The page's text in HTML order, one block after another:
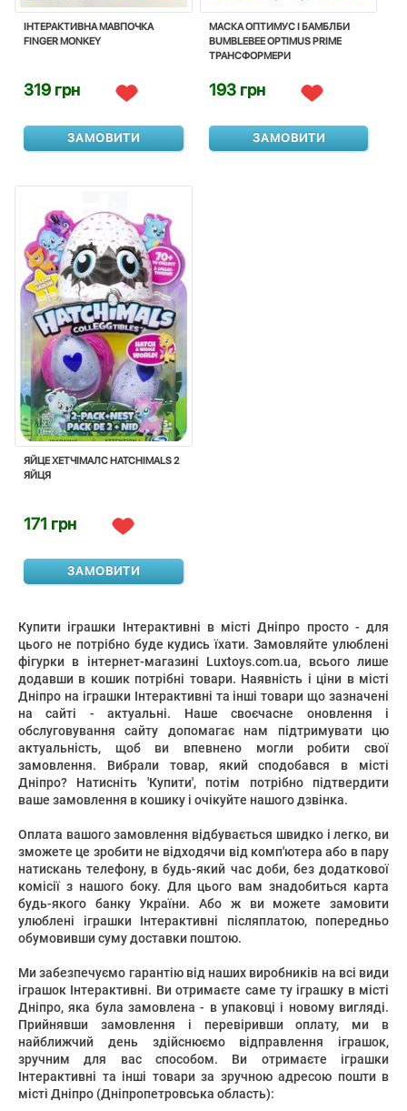
ІНТЕРАКТИВНА МАВПОЧКА
FINGER MONKEY
319 грн
ЗАМОВИТИ
МАСКА ОПТИМУС І БАМБЛБИ
BUMBLEBEE OPTIMUS PRIME
ТРАНСФОРМЕРИ
193 грн
ЗАМОВИТИ
ЯЙЦЕ ХЕТЧІМАЛС HATCHIMALS 2
ЯЙЦЯ
171 грн
ЗАМОВИТИ
Купити іграшки Інтерактивні в місті Дніпро просто - для
цього не потрібно буде кудись їхати. Замовляйте улюблені
фігурки в інтернет-магазині Luxtoys.com.ua, всього лише
додавши в кошик потрібні товари. Наявність і ціни в місті
Дніпро на іграшки Інтерактивні та інші товари що зазначені
на сайті - актуальні. Наше своєчасне оновлення і
обслуговування сайту допомагає нам підтримувати цю
актуальність, щоб ви впевнено могли робити свої
замовлення. Вибрали товар, який сподобався в місті
Дніпро? Натисніть 'Купити', потім потрібно підтвердити
ваше замовлення в кошику і очікуйте нашого дзвінка.
Оплата вашого замовлення відбувається швидко і легко, ви
зможете це зробити не відходячи від комп'ютера або в пару
натискань телефону, в будь-який час доби, без додаткової
комісії з нашого боку. Для цього вам знадобиться карта
будь-якого банку України. Або ж ви можете замовити
улюблені іграшки Інтерактивні післяплатою, попередньо
обумовивши суму доставки поштою.
Ми забезпечуємо гарантію від наших виробників на всі види
іграшок Інтерактивні. Ви отримаєте саме ту іграшку в місті
Дніпро, яка була замовлена ​​- в упаковці і новому вигляді.
Прийнявши замовлення і перевіривши оплату, ми в
найближчий день здійснюємо відправлення іграшок,
зручним для вас способом. Ви отримаєте іграшки
Інтерактивні та інші товари за зручною адресою пошти в
місті Дніпро (Дніпропетровська область):